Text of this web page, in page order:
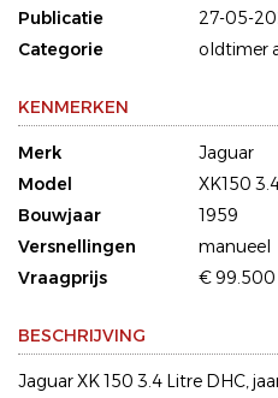
Publicatie
27-05-
Categorie
oldtimer
KENMERKEN
Merk
Jaguar
Model
XK150
Bouwjaar
1959
Versnellingen
manueel
Vraagprijs
€ 99.500
BESCHRIJVING
Jaguar XK 150 3.4 Litre DHC,